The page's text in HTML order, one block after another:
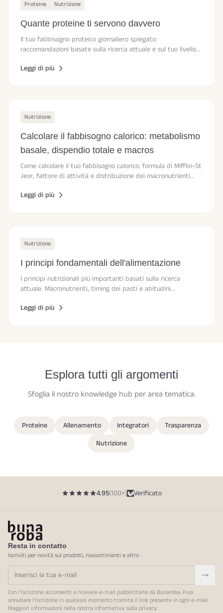
Proteine Nutrizione
Quante proteine ti servono davvero
Il tuo fabbisogno proteico giornaliero spiegato:
raccomandazioni basate sulla ricerca attuale e sul tuo livello
Leggi di più
Nutrizione
Calcolare il fabbisogno calorico: metabolismo
basale, dispendio totale e macros
Come calcolare il tuo fabbisogno calorico: formula di Mifflin-St
Jeor, fattore di attività e distribuzione dei macronutrienti
Leggi di più
Nutrizione
I principi fondamentali dell'alimentazione
I principi nutrizionali più importanti basati sulla ricerca
attuale. Macronutrienti, timing dei pasti e abitudini
Leggi di più
Esplora tutti gli argomenti
Sfoglia il nostro knowledge hub per area tematica.
Proteine Allenamento Integratori
Trasparenza
Nutrizione
4.95(100+) Verificato
Resta in contatto
Iscriviti per novità sui prodotti, riassortimenti e altro
Con l'iscrizione acconsenti a ricevere e-mail pubblicitarie da Bunaroba. Puoi
annullare l'iscrizione in qualsiasi momento tramite il link presente in ogni e-mail.
Maggiori informazioni nella nostra informativa sulla privacy.